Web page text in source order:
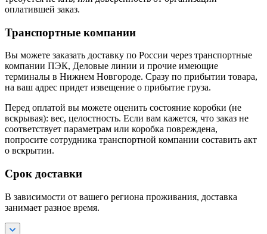
оплатившей заказ.
Транспортные компании
Вы можете заказать доставку по России через транспортные
компании ПЭК, Деловые линии и прочие имеющие
терминалы в Нижнем Новгороде. Сразу по прибытии товара,
на ваш адрес придет извещение о прибытие груза.
Перед оплатой вы можете оценить состояние коробки (не
вскрывая): вес, целостность. Если вам кажется, что заказ не
соответствует параметрам или коробка повреждена,
попросите сотрудника транспортной компании составить акт
о вскрытии.
Срок доставки
В зависимости от вашего региона проживания, доставка
занимает разное время.